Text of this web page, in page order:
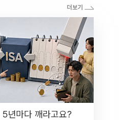
년마다 깨라고요?